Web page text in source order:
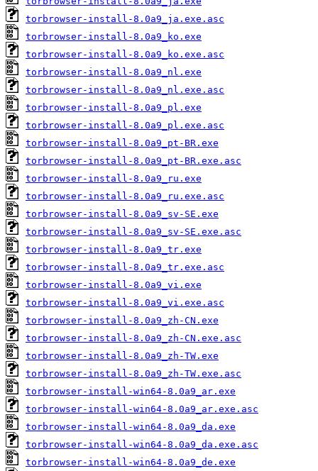
torbrowser-install-8.0a9_ja.exe.asc
torbrowser-install-8.0a9_ko.exe
torbrowser-install-8.0a9_ko.exe.asc
torbrowser-install-8.0a9_nl.exe
torbrowser-install-8.0a9_nl.exe.asc
torbrowser-install-8.0a9_pl.exe
torbrowser-install-8.0a9_pl.exe.asc
torbrowser-install-8.0a9_pt-BR.exe
torbrowser-install-8.0a9_pt-BR.exe.asc
torbrowser-install-8.0a9_ru.exe
torbrowser-install-8.0a9_ru.exe.asc
torbrowser-install-8.0a9_sv-SE.exe
torbrowser-install-8.0a9_sv-SE.exe.asc
torbrowser-install-8.0a9_tr.exe
torbrowser-install-8.0a9_tr.exe.asc
torbrowser-install-8.0a9_vi.exe
torbrowser-install-8.0a9_vi.exe.asc
torbrowser-install-8.0a9_zh-CN.exe
torbrowser-install-8.0a9_zh-CN.exe.asc
torbrowser-install-8.0a9_zh-TW.exe
torbrowser-install-8.0a9_zh-TW.exe.asc
torbrowser-install-win64-8.0a9_ar.exe
torbrowser-install-win64-8.0a9_ar.exe.asc
torbrowser-install-win64-8.0a9_da.exe
torbrowser-install-win64-8.0a9_da.exe.asc
torbrowser-install-win64-8.0a9_de.exe